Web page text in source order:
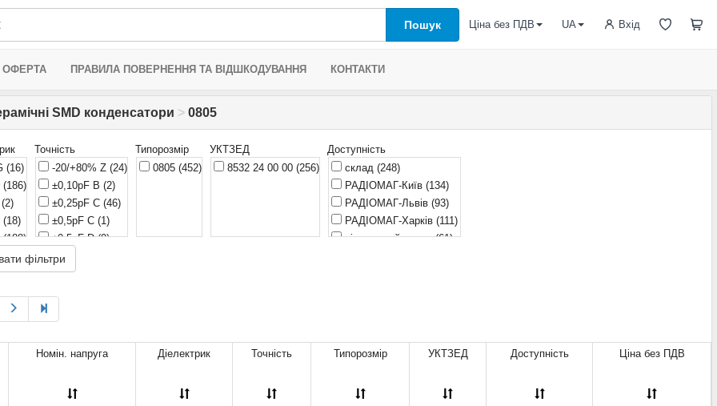
Пошук Вхід
Ціна без ПДВ UA
ОФЕРТА ПРАВИЛА ПОВЕРНЕННЯ ТА ВІДШКОДУВАННЯ КОНТАКТИ
SMD конденсатори > 0805
(16)
(186)
(2)
(18)
(188)
(40)
(1)
Точність
-20/+80% Z (24)
±0,10pF B (2)
±0,25pF C (46)
±0,5pF C (1)
±0,5pF D(9)
±0,25% C
±1% F
±20% M(28)
Типорозмір
0805 (452)
УКТЗЕД
8532 24 00 00 (256)
Доступність
склад (248)
РАДІОМАГ-Київ (134)
РАДІОМАГ-Львів (93)
РАДІОМАГ-Харків (111)
віддалений склад(61)
фільтри
Номін. напруга Діелектрик Точність Типорозмір УКТЗЕД Доступність Ціна без ПДВ